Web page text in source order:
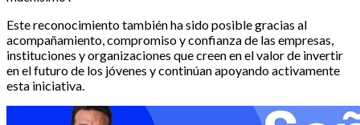
Este reconocimiento también ha sido posible gracias al
acompañamiento, compromiso y confianza de las empresas,
instituciones y organizaciones que creen en el valor de invertir
en el futuro de los jóvenes y continúan apoyando activamente
esta iniciativa.